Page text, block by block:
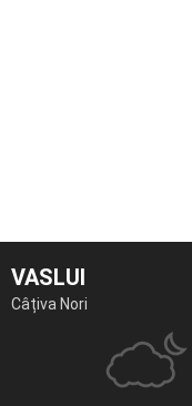
VASLUI
Câțiva Nori